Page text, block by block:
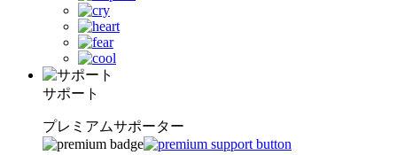
サポート
プレミアムサポーター